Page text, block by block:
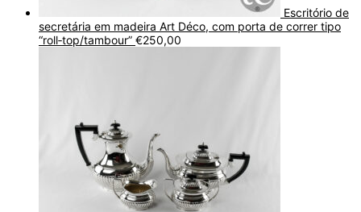
Escritório de
secretária em madeira Art Déco, com porta de correr tipo
“roll‑top/tambour” €250,00